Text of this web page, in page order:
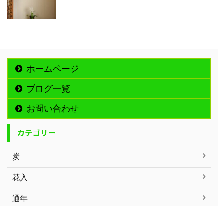
ホームページ
ブログ一覧
お問い合わせ
カテゴリー
炭
花入
通年